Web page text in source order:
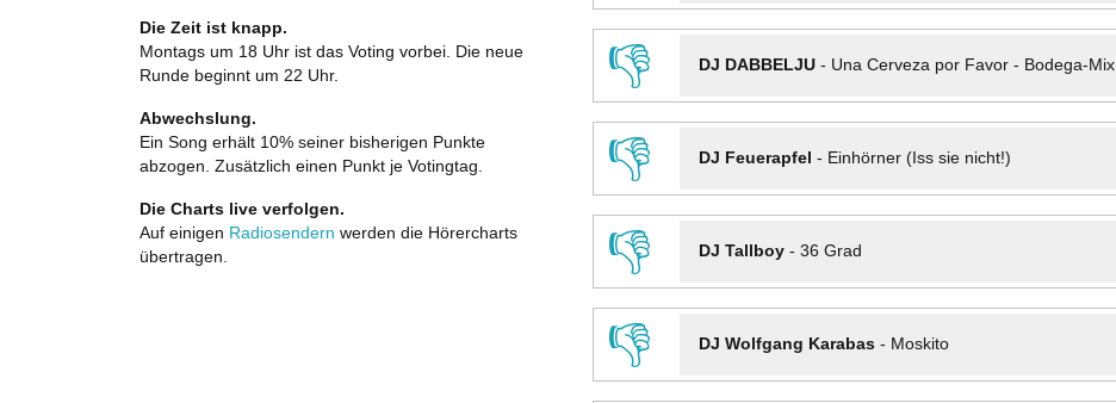
👎
DJ DABBELJU- Una Cerveza por Favor - Bodega-Mix
👎
DJ Feuerapfel - Einhörner (Iss sie nicht!)
👎
DJ Tallboy- 36 Grad
👎
DJ Wolfgang Karabas- Moskito
Die Zeit ist knapp.
Montags um 18 Uhr ist das Voting vorbei. Die neue
Runde beginnt um 22 Uhr.
Abwechslung.
Ein Song erhält 10% seiner bisherigen Punkte
abzogen. Zusätzlich einen Punkt je Votingtag.
Die Charts live verfolgen.
Auf einigen Radiosendern werden die Hörercharts
übertragen.